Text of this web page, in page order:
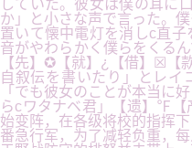
していた。彼女は僕の耳に
か」と小さな声で言った。
置いて懐中電灯を消しc直
音がやわらかく僕らをくる
【先】✪【就】¿【借】☒【
自叙伝を書いたり」とレイ
「でも彼女のことが本当に
らcワタナベ君」【遗】℉
始变阵，在各级将校的指挥
番急行军，为了减轻负重，